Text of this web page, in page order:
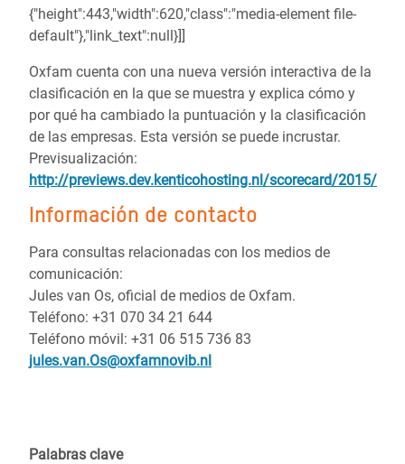
{"height":443,"width":620,"class":"media-element file-
default"},"link_text":null}]]
Oxfam cuenta con una nueva versión interactiva de la
clasificación en la que se muestra y explica cómo y
por qué ha cambiado la puntuación y la clasificación
de las empresas. Esta versión se puede incrustar.
Previsualización:
http://previews.dev.kenticohosting.nl/scorecard/2015/
Información de contacto
Para consultas relacionadas con los medios de
comunicación:
Jules van Os, oficial de medios de Oxfam.
Teléfono: +31 070 34 21 644
Teléfono móvil: +31 06 515 736 83
jules.van.Os@oxfamnovib.nl
Palabras clave